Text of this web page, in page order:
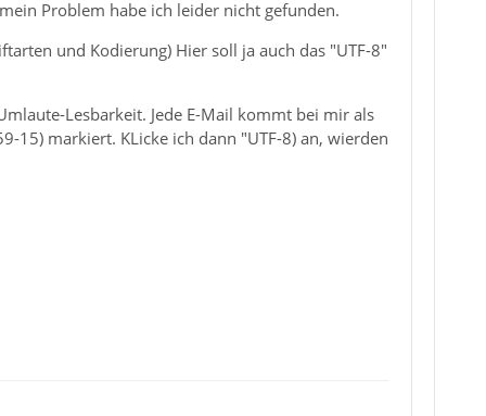
Problem habe ich leider nicht gefunden.
und Kodierung) Hier soll ja auch das "UTF-8"
Lesbarkeit. Jede E-Mail kommt bei mir als
15) markiert. KLicke ich dann "UTF-8) an, wierden